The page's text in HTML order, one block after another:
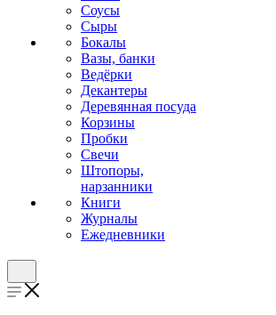
Соусы
Сыры
Бокалы
Вазы, банки
Ведёрки
Декантеры
Деревянная посуда
Корзины
Пробки
Свечи
Штопоры,
нарзанники
Книги
Журналы
Ежедневники